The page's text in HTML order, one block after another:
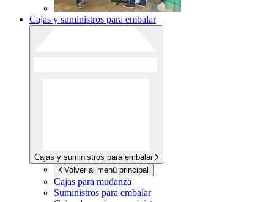
Cajas y suministros para embalar
Cajas y suministros para embalar
Volver al menú principal
Cajas para mudanza
Suministros para embalar